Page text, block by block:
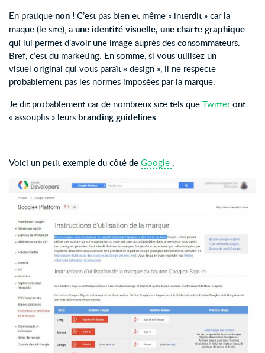
En pratique non ! C’est pas bien et même « interdit » car la
maque (le site), a une identité visuelle, une charte graphique
qui lui permet d’avoir une image auprès des consommateurs.
Bref, c’est du marketing. En somme, si vous utilisez un
visuel original qui vous paraît « design », il ne respecte
probablement pas les normes imposées par la marque.
Je dit probablement car de nombreux site tels que Twitteront
« assouplis » leurs branding guidelines.
Voici un petit exemple du côté de Google :